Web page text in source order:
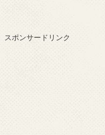
スポンサードリンク